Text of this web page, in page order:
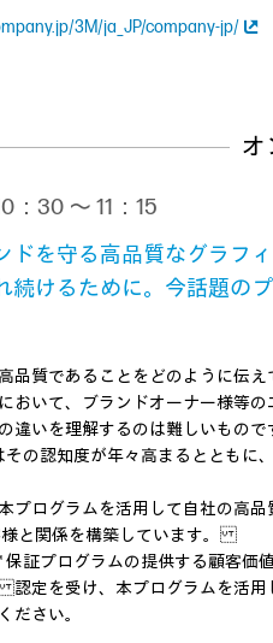
3M/ja_JP/company-jp/
オ
：30 ～ 11：15
ドを守る高品質なグラフィ
続けるために。今話題の
品質であることをどのように伝え
おいて、ブランドオーナー様等の
違いを理解するのは難しいもので
その認知度が年々高まるとともに
プログラムを活用して自社の高
様と関係を構築しています。
証プログラムの提供する顧客価
定を受け、本プログラムを活用
ださい。